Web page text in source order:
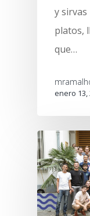
y
platos,
que…
enero 13,